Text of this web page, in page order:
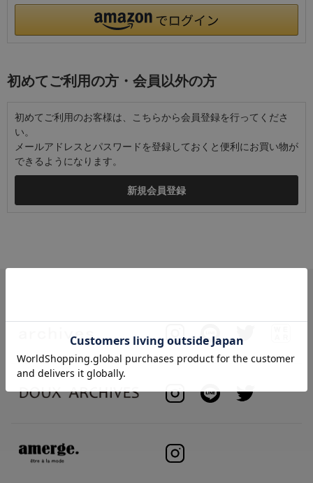
初めてご利用の方・会員以外の方
初めてご利用のお客様は、こちらから会員登録を行ってくださ
い。
メールアドレスとパスワードを登録しておくと便利にお買い物が
できるようになります。